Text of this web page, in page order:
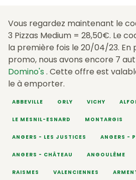
Vous regardez maintenant le
3 Pizzas Medium = 28,50€. Le
la première fois le 20/04/23. En
promo, nous avons encore 7
Domino's . Cette offre est
le à emporter.
ABBEVILLE ORLY VICHY
LE MESNIL-ESNARD MONTARGIS
ANGERS - LES JUSTICES ANGERS -
ANGERS - CHÂTEAU ANGOULÊME
RAISMES VALENCIENNES